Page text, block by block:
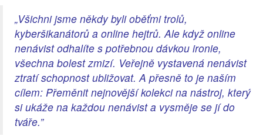
„Všichni jsme někdy byli oběťmi trolů,
kyberšikanátorů a online hejtrů. Ale když online
nenávist odhalíte s potřebnou dávkou ironie,
všechna bolest zmizí. Veřejně vystavená nenávist
ztratí schopnost ubližovat. A přesně to je naším
cílem: Přeměnit nejnovější kolekci na nástroj, který
si ukáže na každou nenávist a vysměje se jí do
tváře.”